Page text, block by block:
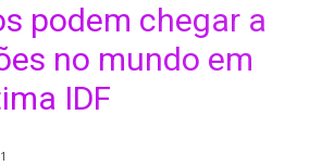
podem chegar a
no mundo em
IDF